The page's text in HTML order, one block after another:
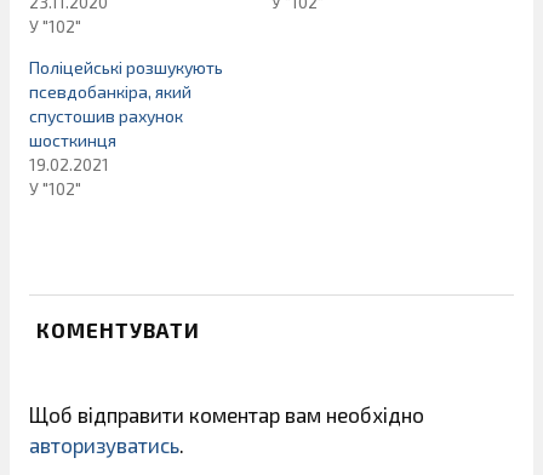
У "102"
Поліцейські розшукують
псевдобанкіра, який
спустошив рахунок
шосткинця
19.02.2021
У "102"
КОМЕНТУВАТИ
Щоб відправити коментар вам необхідно
авторизуватись.